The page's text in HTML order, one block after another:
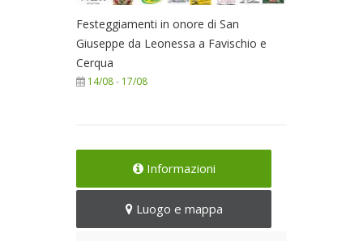
Festeggiamenti in onore di San
Giuseppe da Leonessa a Favischio e
Cerqua
14/08- 17/08
Informazioni
Luogo e mappa